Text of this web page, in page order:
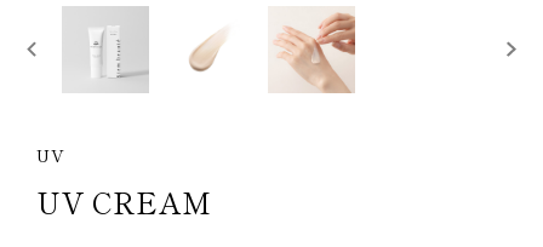
UV
UV CREAM